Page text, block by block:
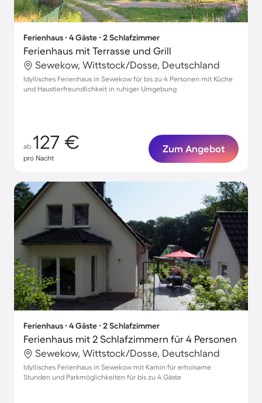
Ferienhaus ∙ 4 Gäste ∙ 2 Schlafzimmer
Ferienhaus mit Terrasse und Grill
Sewekow, Wittstock/Dosse, Deutschland
Idyllisches Ferienhaus in Sewekow für bis zu 4 Personen mit Küche
und Haustierfreundlichkeit in ruhiger Umgebung
ab 127 €
pro Nacht
Zum Angebot
Ferienhaus ∙ 4 Gäste ∙ 2 Schlafzimmer
Ferienhaus mit 2 Schlafzimmern für 4 Personen
Sewekow, Wittstock/Dosse, Deutschland
Idyllisches Ferienhaus in Sewekow mit Kamin für erholsame
Stunden und Parkmöglichkeiten für bis zu 4 Gäste